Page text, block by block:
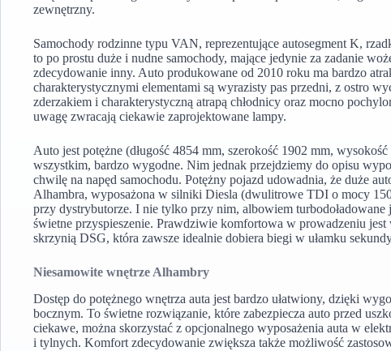
zewnętrzny.
Samochody rodzinne typu VAN, reprezentujące autosegment K,
to po prostu duże i nudne samochody, mające jedynie za zadanie
zdecydowanie inny. Auto produkowane od 2010 roku ma bardzo
charakterystycznymi elementami są wyrazisty pas przedni, z ostro
zderzakiem i charakterystyczną atrapą chłodnicy oraz mocno
uwagę zwracają ciekawie zaprojektowane lampy.
Auto jest potężne (długość 4854 mm, szerokość 1902 mm,
wszystkim, bardzo wygodne. Nim jednak przejdziemy do opisu
chwilę na napęd samochodu. Potężny pojazd udowadnia, że duże
Alhambra, wyposażona w silniki Diesla (dwulitrowe TDI o mocy
przy dystrybutorze. I nie tylko przy nim, albowiem turbodoładowane
świetne przyspieszenie. Prawdziwie komfortowa w prowadzeniu jest
skrzynią DSG, która zawsze idealnie dobiera biegi w ułamku
Niesamowite wnętrze Alhambry
Dostęp do potężnego wnętrza auta jest bardzo ułatwiony, dzięki
bocznym. To świetne rozwiązanie, które zabezpiecza auto przed
ciekawe, można skorzystać z opcjonalnego wyposażenia auta w
i tylnych. Komfort zdecydowanie zwiększa także możliwość